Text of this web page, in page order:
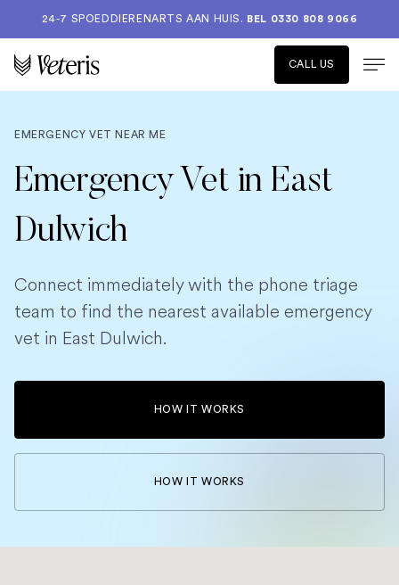
24-7 SPOEDDIERENARTS AAN HUIS. BEL 0330 808 9066
CALL US
EMERGENCY VET NEAR ME
Emergency Vet in East
Dulwich
Connect immediately with the phone triage
team to find the nearest available emergency
vet in East Dulwich.
HOW IT WORKS
HOW IT WORKS